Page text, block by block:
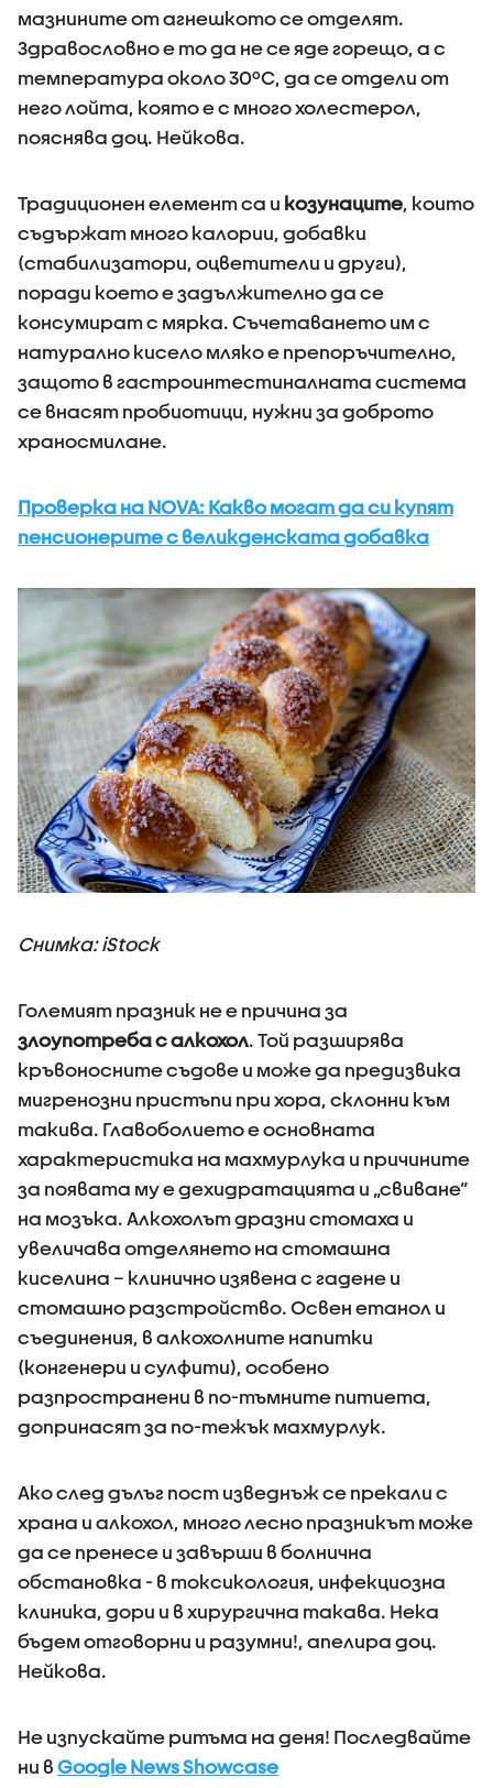
мазнините от агнешкото се отделят.
Здравословно е то да не се яде горещо, а с
температура около 30ºС, да се отдели от
него лойта, която е с много холестерол,
пояснява доц. Нейкова.
Традиционен елемент са и козунаците, които
съдържат много калории, добавки
(стабилизатори, оцветители и други),
поради което е задължително да се
консумират с мярка. Съчетаването им с
натурално кисело мляко е препоръчително,
защото в гастроинтестиналната система
се внасят пробиотици, нужни за доброто
храносмилане.
Проверка на NOVA: Какво могат да си купят
пенсионерите с великденската добавка
Снимка: iStock
Големият празник не е причина за
злоупотреба с алкохол. Той разширява
кръвоносните съдове и може да предизвика
мигренозни пристъпи при хора, склонни към
такива. Главоболието е основната
характеристика на махмурлука и причините
за появата му е дехидратацията и „свиване“
на мозъка. Алкохолът дразни стомаха и
увеличава отделянето на стомашна
киселина – клинично изявена с гадене и
стомашно разстройство. Освен етанол и
съединения, в алкохолните напитки
(конгенери и сулфити), особено
разпространени в по-тъмните питиета,
допринасят за по-тежък махмурлук.
Ако след дълъг пост изведнъж се прекали с
храна и алкохол, много лесно празникът може
да се пренесе и завърши в болнична
обстановка - в токсикология, инфекциозна
клиника, дори и в хирургична такава. Нека
бъдем отговорни и разумни!, апелира доц.
Нейкова.
Не изпускайте ритъма на деня! Последвайте
ни в Google News Showcase